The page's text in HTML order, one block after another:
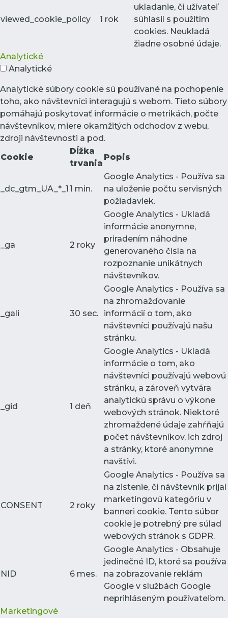
viewed_cookie_policy 1 rok
ukladanie, či užívateľ
súhlasil s použitím
cookies. Neukladá
žiadne osobné údaje.
Analytické
Analytické
Analytické súbory cookie sú používané na pochopenie
toho, ako návštevníci interagujú s webom. Tieto súbory
pomáhajú poskytovať informácie o metrikách, počte
návštevníkov, miere okamžitých odchodov z webu,
zdroji návštevnosti a pod.
Cookie
Dĺžka
trvania
Popis
_dc_gtm_UA_*_11 min.
Google Analytics - Používa sa
na uloženie počtu servisných
požiadaviek.
_ga 2 roky
Google Analytics - Ukladá
informácie anonymne,
priradením náhodne
generovaného čísla na
rozpoznanie unikátnych
návštevníkov.
_gali 30 sec.
Google Analytics - Používa sa
na zhromažďovanie
informácií o tom, ako
návštevníci používajú našu
stránku.
_gid 1 deň
Google Analytics - Ukladá
informácie o tom, ako
návštevníci používajú webovú
stránku, a zároveň vytvára
analytickú správu o výkone
webových stránok. Niektoré
zhromaždené údaje zahŕňajú
počet návštevníkov, ich zdroj
a stránky, ktoré anonymne
navštívi.
CONSENT 2 roky
Google Analytics - Používa sa
na zistenie, či návštevník prijal
marketingovú kategóriu v
banneri cookie. Tento súbor
cookie je potrebný pre súlad
webových stránok s GDPR.
NID 6 mes.
Google Analytics - Obsahuje
jedinečné ID, ktoré sa používa
na zobrazovanie reklám
Google v službách Google
neprihláseným používateľom.
Marketingové